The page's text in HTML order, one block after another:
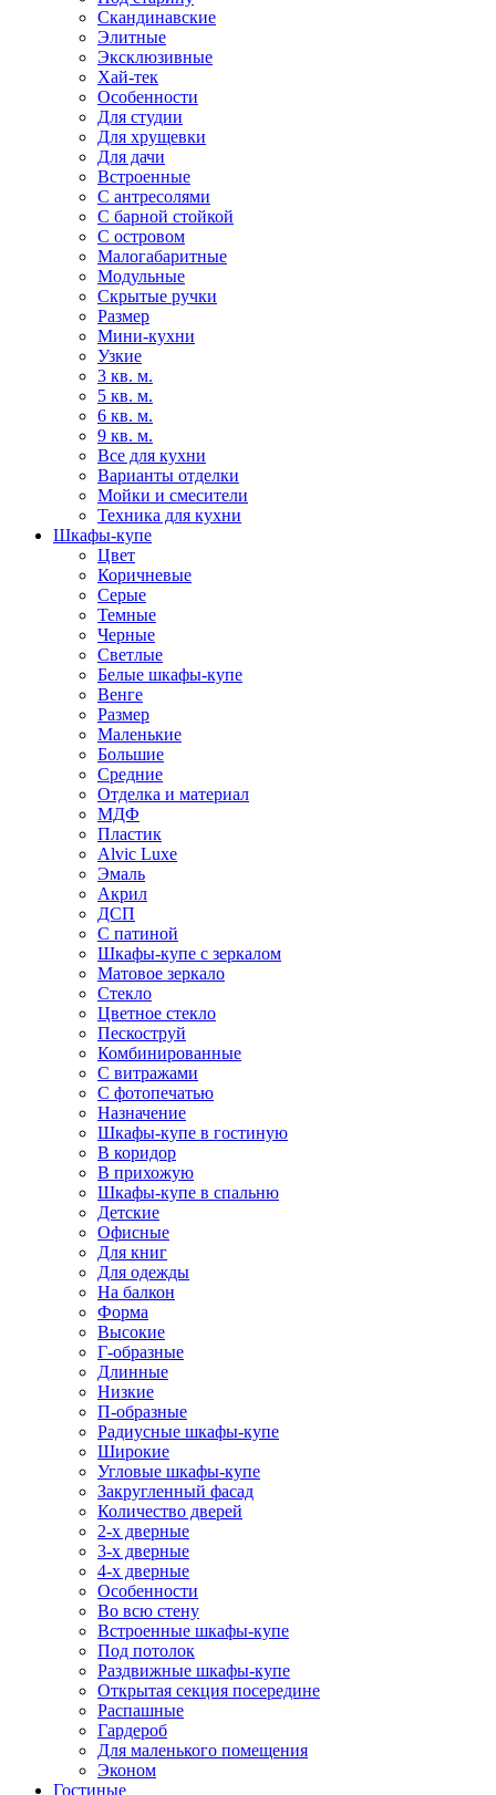
Скандинавские
Элитные
Эксклюзивные
Хай-тек
Особенности
Для студии
Для хрущевки
Для дачи
Встроенные
С антресолями
С барной стойкой
С островом
Малогабаритные
Модульные
Скрытые ручки
Размер
Мини-кухни
Узкие
3 кв. м.
5 кв. м.
6 кв. м.
9 кв. м.
Все для кухни
Варианты отделки
Мойки и смесители
Техника для кухни
Шкафы-купе
Цвет
Коричневые
Серые
Темные
Черные
Светлые
Белые шкафы-купе
Венге
Размер
Маленькие
Большие
Средние
Отделка и материал
МДФ
Пластик
Alvic Luxe
Эмаль
Акрил
ДСП
С патиной
Шкафы-купе с зеркалом
Матовое зеркало
Стекло
Цветное стекло
Пескоструй
Комбинированные
С витражами
С фотопечатью
Назначение
Шкафы-купе в гостиную
В коридор
В прихожую
Шкафы-купе в спальню
Детские
Офисные
Для книг
Для одежды
На балкон
Форма
Высокие
Г-образные
Длинные
Низкие
П-образные
Радиусные шкафы-купе
Широкие
Угловые шкафы-купе
Закругленный фасад
Количество дверей
2-х дверные
3-х дверные
4-х дверные
Особенности
Во всю стену
Встроенные шкафы-купе
Под потолок
Раздвижные шкафы-купе
Открытая секция посередине
Распашные
Гардероб
Для маленького помещения
Эконом
Гостиные